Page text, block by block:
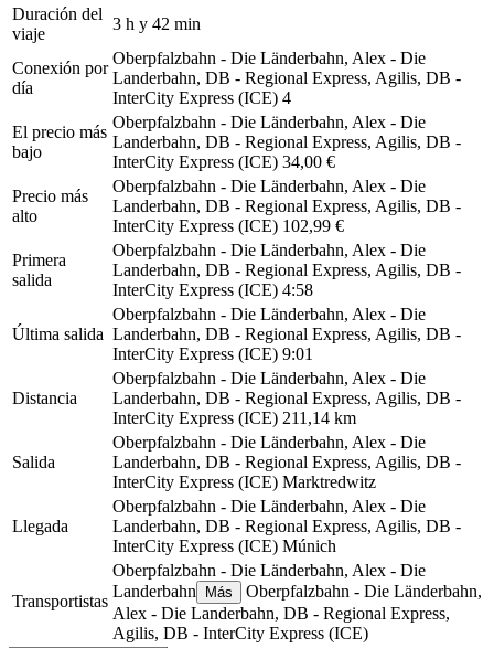
Duración del
viaje
3 h y 42 min
Conexión por
día
Oberpfalzbahn - Die Länderbahn, Alex - Die
Landerbahn, DB - Regional Express, Agilis, DB -
InterCity Express (ICE) 4
El precio más
bajo
Oberpfalzbahn - Die Länderbahn, Alex - Die
Landerbahn, DB - Regional Express, Agilis, DB -
InterCity Express (ICE) 34,00 €
Precio más
alto
Oberpfalzbahn - Die Länderbahn, Alex - Die
Landerbahn, DB - Regional Express, Agilis, DB -
InterCity Express (ICE) 102,99 €
Primera
salida
Oberpfalzbahn - Die Länderbahn, Alex - Die
Landerbahn, DB - Regional Express, Agilis, DB -
InterCity Express (ICE) 4:58
Última salida
Oberpfalzbahn - Die Länderbahn, Alex - Die
Landerbahn, DB - Regional Express, Agilis, DB -
InterCity Express (ICE) 9:01
Distancia
Oberpfalzbahn - Die Länderbahn, Alex - Die
Landerbahn, DB - Regional Express, Agilis, DB -
InterCity Express (ICE) 211,14 km
Salida
Oberpfalzbahn - Die Länderbahn, Alex - Die
Landerbahn, DB - Regional Express, Agilis, DB -
InterCity Express (ICE) Marktredwitz
Llegada
Oberpfalzbahn - Die Länderbahn, Alex - Die
Landerbahn, DB - Regional Express, Agilis, DB -
InterCity Express (ICE) Múnich
Transportistas
Oberpfalzbahn - Die Länderbahn, Alex - Die
Landerbahn
Más
Oberpfalzbahn - Die Länderbahn,
Alex - Die Landerbahn, DB - Regional Express,
Agilis, DB - InterCity Express (ICE)
© CARTO, ©OpenStreetMap